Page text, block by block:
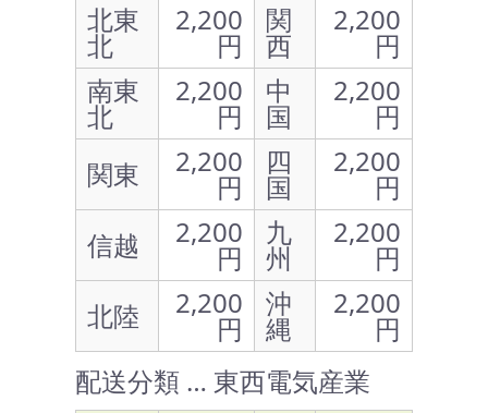
北東
北
2,200
円
関
西
2,200
円
南東
北
2,200
円
中
国
2,200
円
関東
2,200
円
四
国
2,200
円
信越
2,200
円
九
州
2,200
円
北陸
2,200
円
沖
縄
2,200
円
配送分類 … 東西電気産業